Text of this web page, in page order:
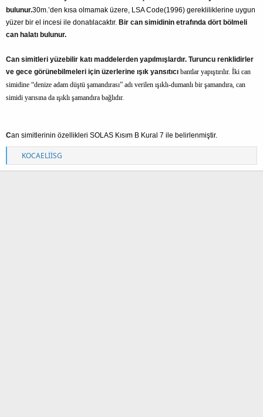
bulunur.30m.’den kısa olmamak üzere, LSA Code(1996) gerekliliklerine uygun
yüzer bir el incesi ile donatılacaktır. Bir can simidinin etrafında dört bölmeli
can halatı bulunur.
Can simitleri yüzebilir katı maddelerden yapılmışlardır. Turuncu renklidirler
ve gece görünebilmeleri için üzerlerine ışık yansıtıcı bantlar yapıştırılır. İki can
simidine “denize adam düştü şamandırası” adı verilen ışıklı-dumanlı bir şamandıra, can
simidi yarısına da ışıklı şamandıra bağlıdır.
Can simitlerinin özellikleri SOLAS Kısım B Kural 7 ile belirlenmiştir.
T
e
p
KOCAELİİSG